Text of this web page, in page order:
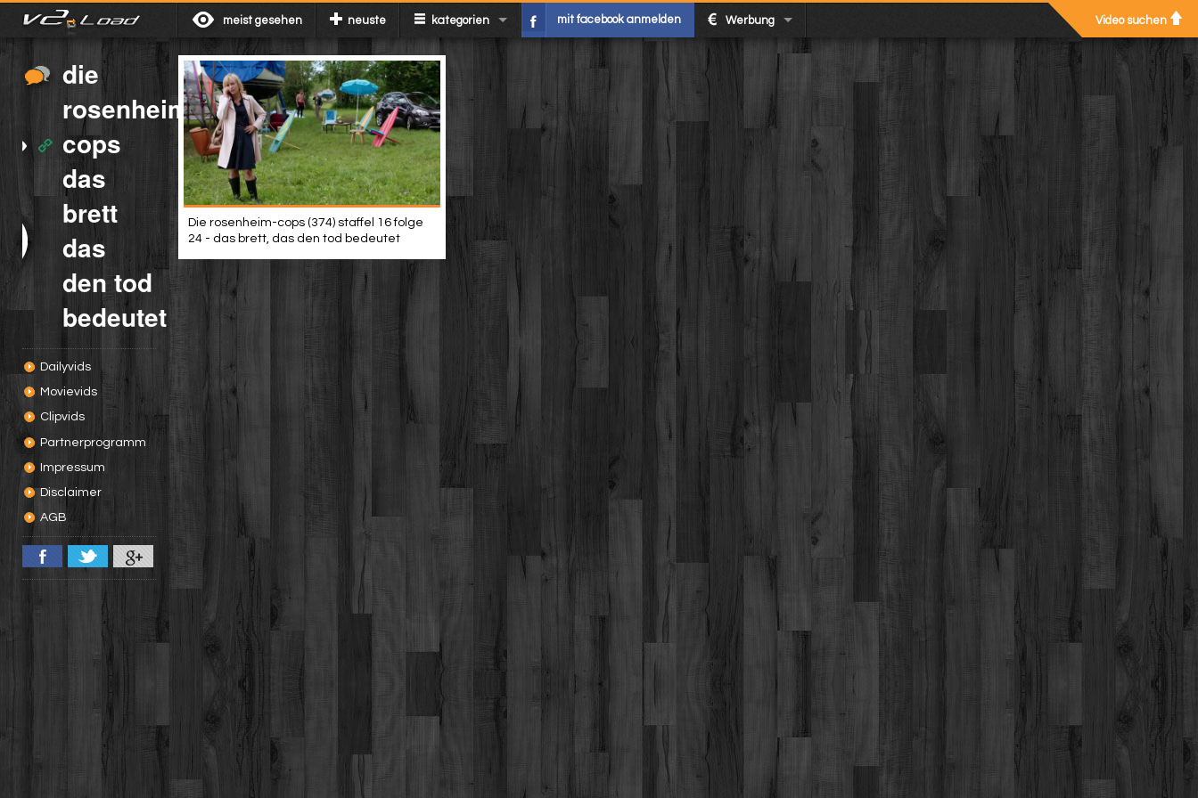
meist gesehen neuste kategorien mit facebook anmelden Werbung Video suchen
die
rosenheim
cops
das
brett
das
den tod
bedeutet
Dailyvids
Movievids
Clipvids
Partnerprogramm
Impressum
Disclaimer
AGB
Die rosenheim-cops (374) staffel 16 folge
24 - das brett, das den tod bedeutet